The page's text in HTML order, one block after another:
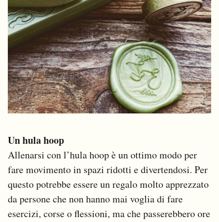
Un hula hoop
Allenarsi con l’hula hoop è un ottimo modo per
fare movimento in spazi ridotti e divertendosi. Per
questo potrebbe essere un regalo molto apprezzato
da persone che non hanno mai voglia di fare
esercizi, corse o flessioni, ma che passerebbero ore